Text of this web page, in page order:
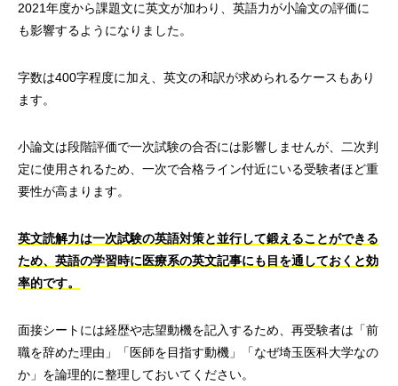
2021年度から課題文に英文が加わり、英語力が小論文の評価に
も影響するようになりました。
字数は400字程度に加え、英文の和訳が求められるケースもあり
ます。
小論文は段階評価で一次試験の合否には影響しませんが、二次判
定に使用されるため、一次で合格ライン付近にいる受験者ほど重
要性が高まります。
英文読解力は一次試験の英語対策と並行して鍛えることができる
ため、英語の学習時に医療系の英文記事にも目を通しておくと効
率的です。
面接シートには経歴や志望動機を記入するため、再受験者は「前
職を辞めた理由」「医師を目指す動機」「なぜ埼玉医科大学なの
か」を論理的に整理しておいてください。